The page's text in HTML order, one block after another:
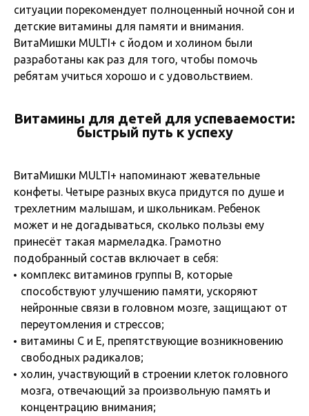
ситуации порекомендует полноценный ночной сон и
детские витамины для памяти и внимания.
ВитаМишки MULTI+ с йодом и холином были
разработаны как раз для того, чтобы помочь
ребятам учиться хорошо и с удовольствием.
Витамины для детей для успеваемости:
быстрый путь к успеху
ВитаМишки MULTI+ напоминают жевательные
конфеты. Четыре разных вкуса придутся по душе и
трехлетним малышам, и школьникам. Ребенок
может и не догадываться, сколько пользы ему
принесёт такая мармеладка. Грамотно
подобранный состав включает в себя:
комплекс витаминов группы В, которые
способствуют улучшению памяти, ускоряют
нейронные связи в головном мозге, защищают от
переутомления и стрессов;
витамины С и Е, препятствующие возникновению
свободных радикалов;
холин, участвующий в строении клеток головного
мозга, отвечающий за произвольную память и
концентрацию внимания;